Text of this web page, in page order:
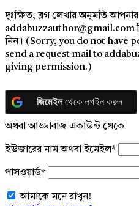
দুঃক্ষিত, ব্লগ লেখার অনুমতি
addabuzzauthor@gmail.com
নিন। (Sorry, you do not have
send a request mail to
giving permission.)
জিমেইলথেকে লগইন করুন
অথবা আড্ডাবাজ একাউন্ট থেকে
ইউজারের নাম অথবা ইমেইল*
পাসওয়ার্ড*
আমাকে মনে রাখুন!